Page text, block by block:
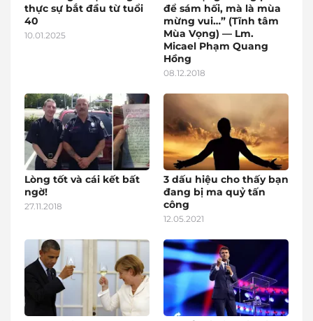
thực sự bắt đầu từ tuổi
40
10.01.2025
để sám hối, mà là mùa
mừng vui…” (Tĩnh tâm
Mùa Vọng) — Lm.
Micael Phạm Quang
Hồng
08.12.2018
Lòng tốt và cái kết bất
ngờ!
27.11.2018
3 dấu hiệu cho thấy bạn
đang bị ma quỷ tấn
công
12.05.2021